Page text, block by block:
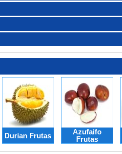
Durian Frutas
Azufaifo
Frutas